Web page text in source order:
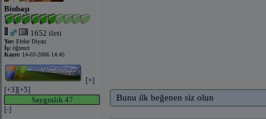
Binbaşı
1652 ileti
Yer: Efeler Diyarı
İş: öğrenci
Kayıt: 14-03-2006 14:45
[+]
[+3][+5]
Saygınlık 47
[-]
Bunu ilk beğenen siz olun